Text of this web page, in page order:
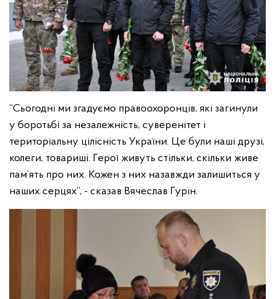
“Сьогодні ми згадуємо правоохоронців, які загинули
у боротьбі за незалежність, суверенітет і
територіальну цілісність України. Це були наші друзі,
колеги, товариші. Герої живуть стільки, скільки живе
пам’ять про них. Кожен з них назавжди залишиться у
наших серцях”, - сказав Вячеслав Гурін.